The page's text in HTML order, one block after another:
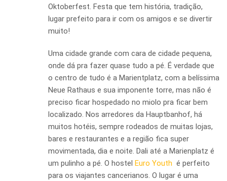
Oktoberfest. Festa que tem história, tradição,
lugar prefeito para ir com os amigos e se divertir
muito!
Uma cidade grande com cara de cidade pequena,
onde dá pra fazer quase tudo a pé. É verdade que
o centro de tudo é a Marientplatz, com a belíssima
Neue Rathaus e sua imponente torre, mas não é
preciso ficar hospedado no miolo pra ficar bem
localizado. Nos arredores da Hauptbanhof, há
muitos hotéis, sempre rodeados de muitas lojas,
bares e restaurantes e a região fica super
movimentada, dia e noite. Dali até a Marienplatz é
um pulinho a pé. O hostel Euro Youth é perfeito
para os viajantes cancerianos. O lugar é uma